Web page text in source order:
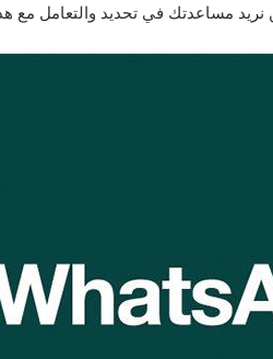
نريد مساعدتك في تحديد والتعامل مع